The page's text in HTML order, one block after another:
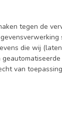
tegen de
die wij
van